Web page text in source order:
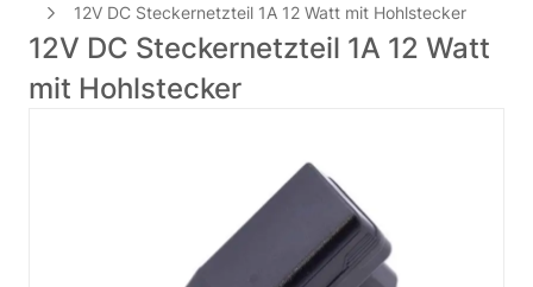
12V DC Steckernetzteil 1A 12 Watt mit Hohlstecker
12V DC Steckernetzteil 1A 12 Watt
mit Hohlstecker